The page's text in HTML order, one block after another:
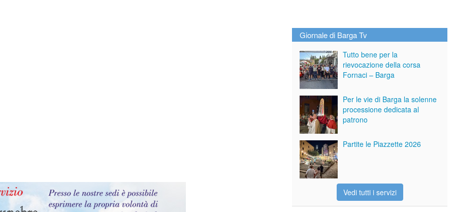
Giornale di Barga Tv
Tutto bene per la
rievocazione della corsa
Fornaci – Barga
Per le vie di Barga la solenne
processione dedicata al
patrono
Partite le Piazzette 2026
Vedi tutti i servizi